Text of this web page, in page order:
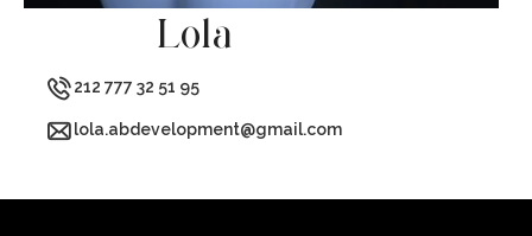
Lola
212 777 32 51 95
lola.abdevelopment@gmail.com